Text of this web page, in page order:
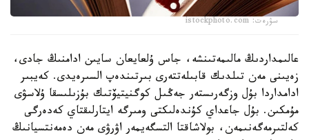
سۋرەت: istockphoto.com
عالىمداردىڭ مالىمەتىنشە، جاس ۇلعايعان سايىن ادامنىڭ جادى،
زەيىنى مەن تىلدىك قابىلەتتەرى بىرتىندەپ السىرەيدى. كەيبىر
ادامداردا بۇل وزگەرىستەر جەڭىل كوگنيتيۆتىك بۇزىلىسقا ۇلاسۋى
مۇمكىن. بۇل جاعداي كۇندەلىكتى ومىرگە ايتارلىقتاي كەدەرگى
كەلتىرمەگەنىمەن، بولاشاقتا التسگەيمەر اۋرۋى مەن دەمەنتسيانىڭ